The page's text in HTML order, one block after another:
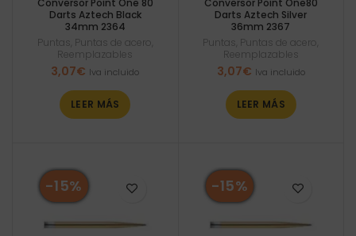
Darts Aztech Black
34mm 2364
Puntas Puntas de acero
Reemplazables
3,07€ Iva incluido
LEER MÁS
Darts Aztech Silver
36mm 2367
Puntas Puntas de acero
Reemplazables
3,07€ Iva incluido
LEER MÁS
-15% -15%